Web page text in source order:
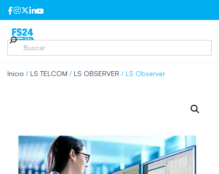
Inicio / LS TELCOM / LS OBSERVER / LS Observer